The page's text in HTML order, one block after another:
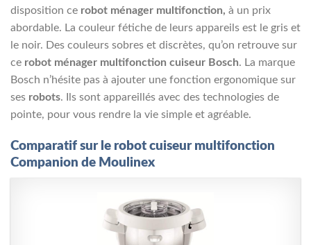
disposition ce robot ménager multifonction, à un prix
abordable. La couleur fétiche de leurs appareils est le gris et
le noir. Des couleurs sobres et discrètes, qu’on retrouve sur
ce robot ménager multifonction cuiseur Bosch. La marque
Bosch n’hésite pas à ajouter une fonction ergonomique sur
ses robots. Ils sont appareillés avec des technologies de
pointe, pour vous rendre la vie simple et agréable.
Comparatif sur le robot cuiseur multifonction
Companion de Moulinex